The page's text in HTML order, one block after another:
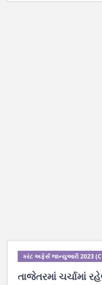
કરંટ અફેર્સ જાન્યુઆરી 2023
તાજેતરમાં ચર્ચામાં